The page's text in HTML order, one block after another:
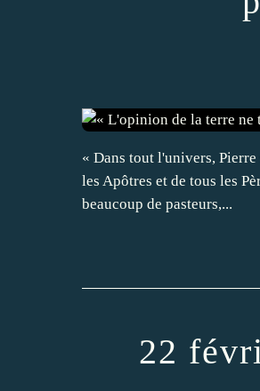
« Dans tout l'univers,
les Apôtres et de tous les
beaucoup de pasteurs,...
22